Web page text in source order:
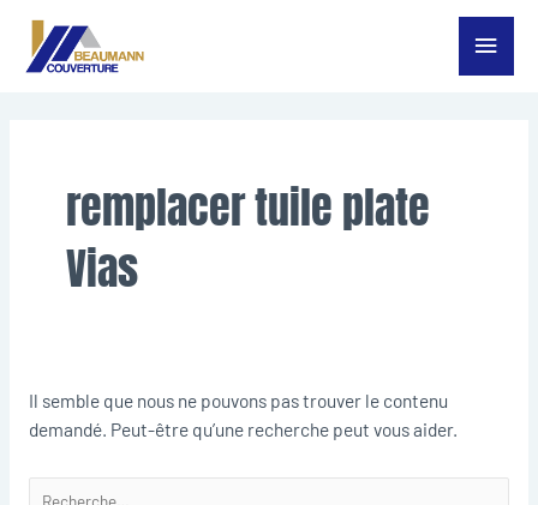
Aller
Menu
remplacer tuile plate
Vias
Il semble que nous ne pouvons pas trouver le contenu
demandé. Peut-être qu’une recherche peut vous aider.